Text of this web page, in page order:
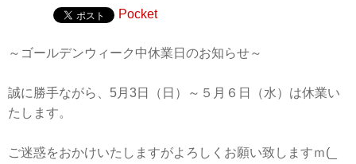
Pocket
～ゴールデンウィーク中休業日のお知らせ～
誠に勝手ながら、5月3日（日）～５月６日（水）は休業い
たします。
ご迷惑をおかけいたしますがよろしくお願い致しますｍ(_